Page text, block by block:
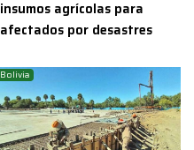
insumos agrícolas para
afectados por desastres
Bolivia